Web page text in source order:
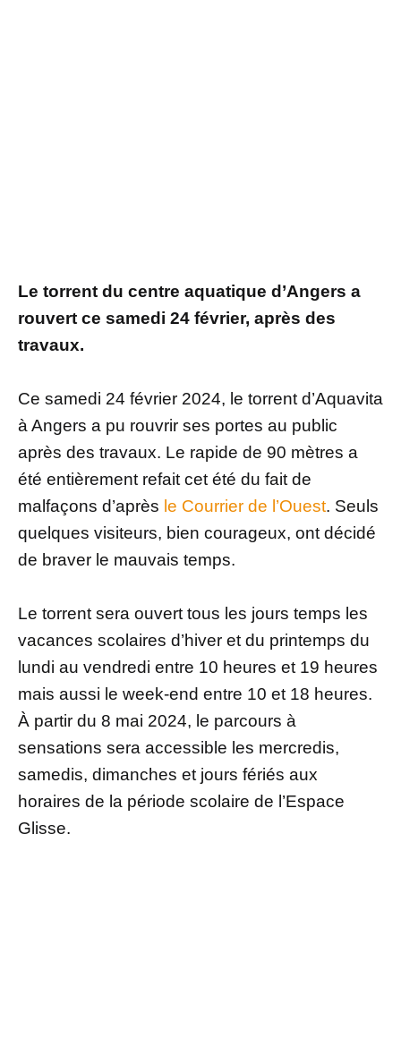
Le torrent du centre aquatique d’Angers a
rouvert ce samedi 24 février, après des
travaux.
Ce samedi 24 février 2024, le torrent d’Aquavita
à Angers a pu rouvrir ses portes au public
après des travaux. Le rapide de 90 mètres a
été entièrement refait cet été du fait de
malfaçons d’après le Courrier de l’Ouest. Seuls
quelques visiteurs, bien courageux, ont décidé
de braver le mauvais temps.
Le torrent sera ouvert tous les jours temps les
vacances scolaires d’hiver et du printemps du
lundi au vendredi entre 10 heures et 19 heures
mais aussi le week-end entre 10 et 18 heures.
À partir du 8 mai 2024, le parcours à
sensations sera accessible les mercredis,
samedis, dimanches et jours fériés aux
horaires de la période scolaire de l’Espace
Glisse.